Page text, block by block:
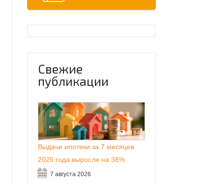
Свежие
публикации
Выдачи ипотеки за 7 месяцев
2026 года выросли на 38%
7 августа 2026
184